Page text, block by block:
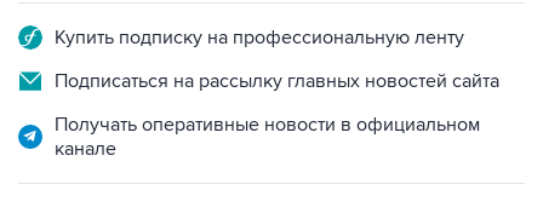
Купить подписку на профессиональную ленту
Подписаться на рассылку главных новостей сайта
Получать оперативные новости в официальном
канале